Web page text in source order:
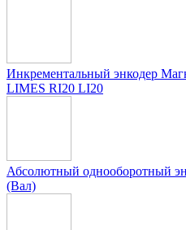
Инкрементальный энкодер
LIMES RI20 LI20
Абсолютный однооборотный
(Вал)